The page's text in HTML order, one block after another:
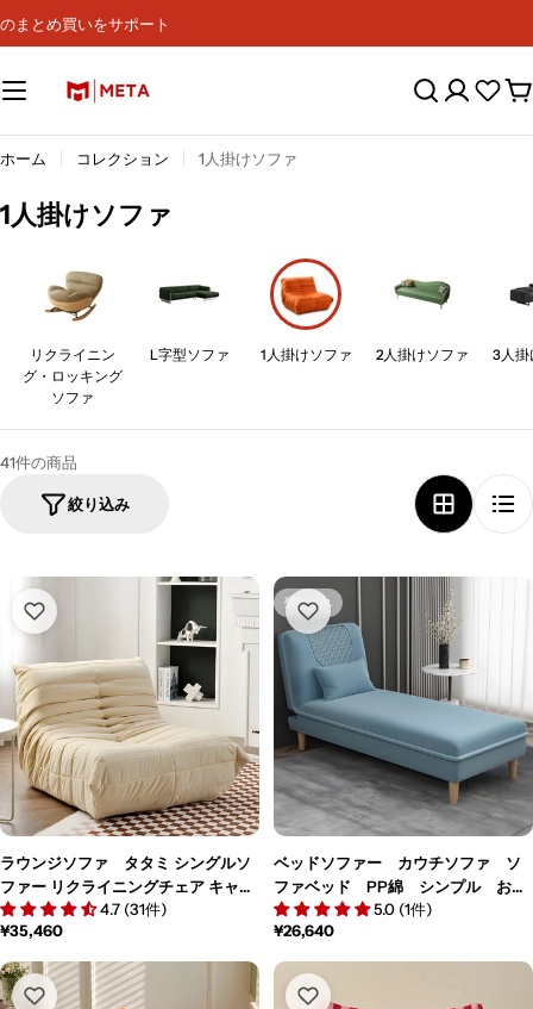
ン
ン
ツ
ス
ッ
プ
まとめ買いをサポート
カ
ホーム コレクション 1人掛けソファ
コ
ン
1人掛けソファ
リクライニン
グ・ロッキング
ソファ
L字型ソファ 1人掛けソファ 2人掛けソファ 3人掛
41件の商品
絞り込み
ラウンジソファ タタミ シングルソ
ファー リクライニングチェア キャタ
ピラ・ソファ BSF-M-022
4.7 (31件)
通
価
格
¥35,460
売り切れ
ベッドソファー カウチソファ ソ
ファベッド PP綿 シンプル おし
ゃれ リクライニング 人間工学 1
人掛け BSF-M130
5.0 (1件)
通
価
格
¥26,640